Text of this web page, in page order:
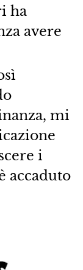
ha
avere
mi
i
accaduto